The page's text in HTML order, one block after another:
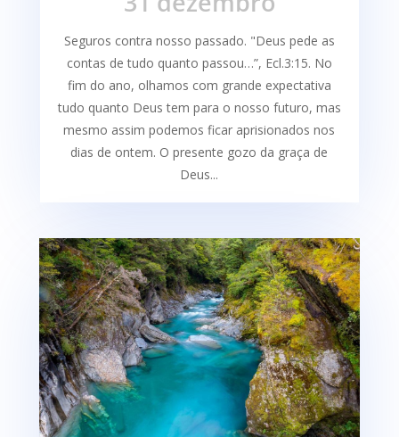
Seguros contra nosso passado. "Deus pede as
contas de tudo quanto passou…”, Ecl.3:15. No
fim do ano, olhamos com grande expectativa
tudo quanto Deus tem para o nosso futuro, mas
mesmo assim podemos ficar aprisionados nos
dias de ontem. O presente gozo da graça de
Deus...